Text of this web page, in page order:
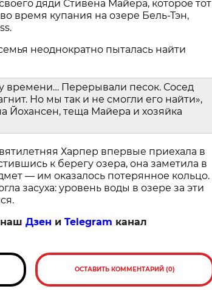
дяди Стивена Майера, которое тот
время купания на озере Бель-Тэн,
неоднократно пыталась найти
времени… Перерывали песок. Сосед
Но мы так и не смогли его найти»,
Йохансен, теща Майера и хозяйка
Харпер впервые приехала в
к берегу озера, она заметила в
— им оказалось потерянное кольцо.
засуха: уровень воды в озере за эти
наш Дзен и Telegram канал
ОСТАВИТЬ КОММЕНТАРИЙ (0)